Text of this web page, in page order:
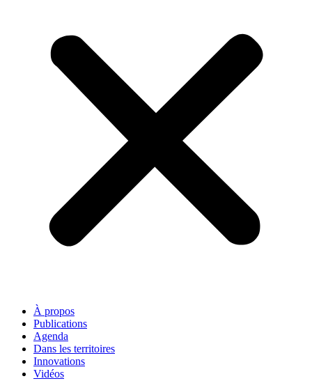
À propos
Publications
Agenda
Dans les territoires
Innovations
Vidéos